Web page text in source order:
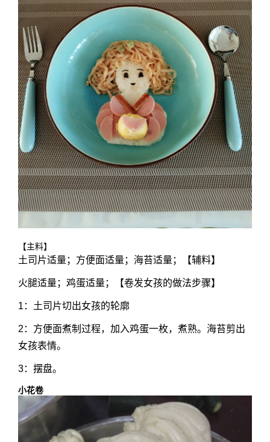
【主料】
土司片适量；方便面适量；海苔适量；【辅料】
火腿适量；鸡蛋适量；【卷发女孩的做法步骤】
1：土司片切出女孩的轮廓
2：方便面煮制过程，加入鸡蛋一枚，煮熟。海苔剪出
女孩表情。
3：摆盘。
小花卷